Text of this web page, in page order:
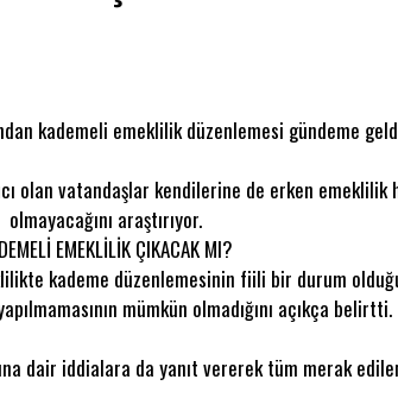
kademeli emeklilik düzenlemesi gündeme
olan vatandaşlar kendilerine de erken emeklilik
olmayacağını araştırıyor.
EMEKLİLİK ÇIKACAK MI?
kademe düzenlemesinin fiili bir durum
mümkün olmadığını açıkça belirtti.
dair iddialara da yanıt vererek tüm merak